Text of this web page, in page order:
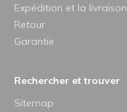
Expédition et la livraison
Retour
Garantie
Rechercher et trouver
Sitemap